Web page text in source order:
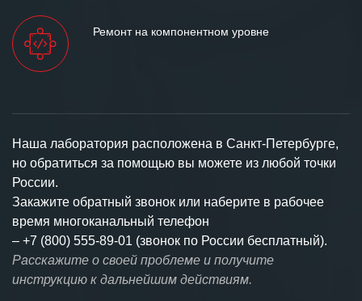
Ремонт на компонентном уровне
Наша лаборатория расположена в Санкт-Петербурге,
но обратиться за помощью вы можете из любой точки
России.
Закажите обратный звонок или наберите в рабочее
время многоканальный телефон
– +7 (800) 555-89-01 (звонок по России бесплатный).
Расскажите о своей проблеме и получите
инструкцию к дальнейшим действиям.